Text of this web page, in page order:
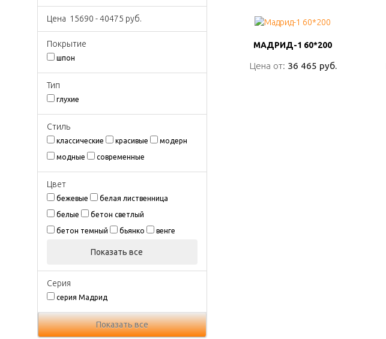
Цена 15690 -40475 руб.
Покрытиe
шпон
Тип
глухие
Стиль
классические красивые модерн
модные современные
Цвeт
бежевые белая лиственница
белые бетон светлый
бетон темный бьянко венге
Показать все
Серия
серия Мадрид
Показать все
МАДРИД-1 60*200
Цена от: 36 465 руб.
МАДРИД-1 60*200
Цена от: 36 465 руб.